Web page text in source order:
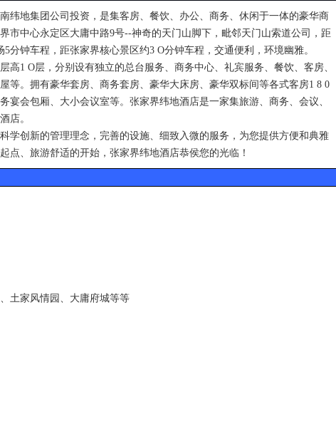
纬地集团公司投资，是集客房、餐饮、办公、商务、休闲于一体的豪华商
市中心永定区大庸中路9号--神奇的天门山脚下，毗邻天门山索道公司，距
5分钟车程，距张家界核心景区约3 O分钟车程，交通便利，环境幽雅。
高1 O层，分别设有独立的总台服务、商务中心、礼宾服务、餐饮、客房、
等。拥有豪华套房、商务套房、豪华大床房、豪华双标间等各式客房1 8 0
宴会包厢、大小会议室等。张家界纬地酒店是一家集旅游、商务、会议、
店。
学创新的管理理念，完善的设施、细致入微的服务，为您提供方便和典雅
点、旅游舒适的开始，张家界纬地酒店恭侯您的光临！
土家风情园、大庸府城等等